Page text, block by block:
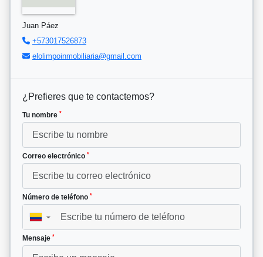
Juan Páez
+573017526873
elolimpoinmobiliaria@gmail.com
¿Prefieres que te contactemos?
Tu nombre *
Correo electrónico *
Número de teléfono *
▼
Mensaje *